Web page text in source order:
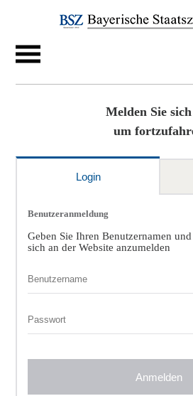
Melden Sie
um
Login
Benutzeranmeldung
Geben Sie Ihren Benutzernamen
sich an der Website anzumelden